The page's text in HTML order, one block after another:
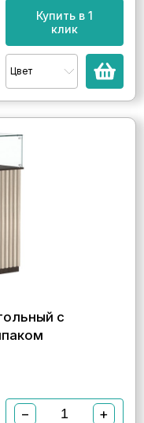
Купить в 1
клик
Цвет
с
− +